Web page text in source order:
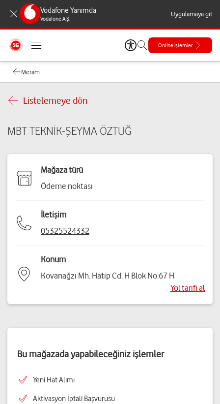
Vodafone Yanımda
Vodafone A.Ş.
Uygulamaya git
Online işlemler
Meram
Listelemeye dön
MBT TEKNİK-ŞEYMA ÖZTUĞ
Mağaza türü
Ödeme noktası
İletişim
05325524332
Konum
Kovanağzı Mh. Hatip Cd. H Blok No:67 H
Yol tarifi al
Bu mağazada yapabileceğiniz işlemler
Yeni Hat Alımı
Aktivasyon İptali Başvurusu